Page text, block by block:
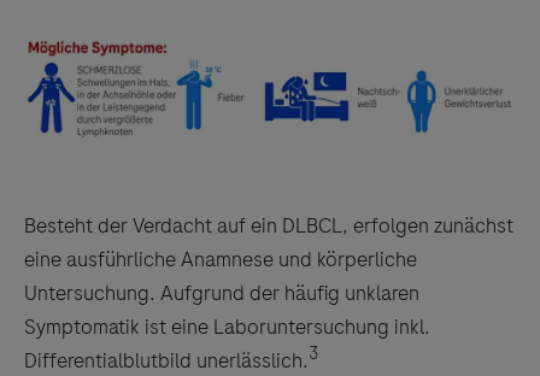
Besteht der Verdacht auf ein DLBCL, erfolgen zunächst
eine ausführliche Anamnese und körperliche
Untersuchung. Aufgrund der häufig unklaren
Symptomatik ist eine Laboruntersuchung inkl.
Differentialblutbild unerlässlich.3